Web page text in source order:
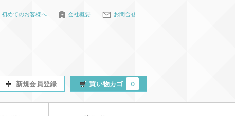
初めてのお客様へ 会社概要 お問合せ
新規会員登録 買い物カゴ 0